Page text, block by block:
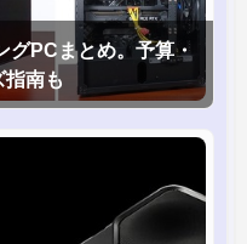
グPCまとめ。予算・
南も